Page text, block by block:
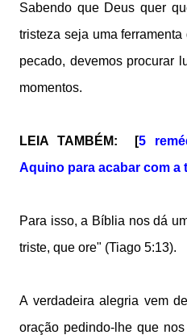
Sabendo que Deus quer
tristeza seja uma
pecado, devemos procurar
momentos.
LEIA TAMBÉM: [5
Aquino para acabar com a
Para isso, a Bíblia nos dá
triste, que ore" (Tiago 5:13).
A verdadeira alegria vem
oração pedindo-lhe que